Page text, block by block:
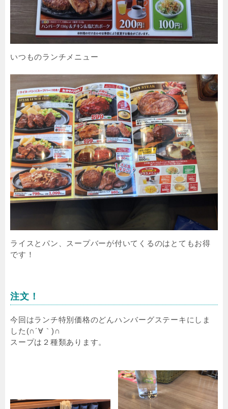
いつものランチメニュー
ライスとパン、スープバーが付いてくるのはとてもお得
です！
注文！
今回はランチ特別価格のどんハンバーグステーキにしま
した(∩´∀｀)∩
スープは２種類あります。